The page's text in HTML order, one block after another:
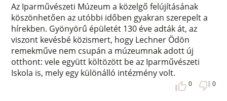
Az Iparművészeti Múzeum a közelgő felújításának
köszönhetően az utóbbi időben gyakran szerepelt a
hírekben. Gyönyörű épületét 130 éve adták át, az
viszont kevésbé közismert, hogy Lechner Ödön
remekműve nem csupán a múzeumnak adott új
otthont: vele együtt költözött be az Iparművészeti
Iskola is, mely egy különálló intézmény volt.
0 0